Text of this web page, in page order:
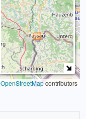
OpenStreetMapcontributors